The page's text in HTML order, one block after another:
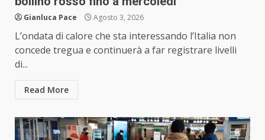
Gianluca Pace Agosto 3, 2026
L’ondata di calore che sta interessando l’Italia non
concede tregua e continuerà a far registrare livelli
di...
Read More